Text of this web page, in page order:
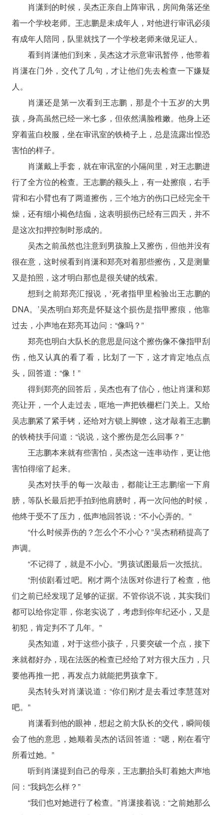
肖潇到的时候，吴杰正亲自上阵审讯，房间角落还坐
着一个学校老师。王志鹏是未成年人，对他进行审讯必须
有成年人陪同，队里就找了一个学校老师来做见证人。
看到肖潇他们到来，吴杰这才示意审讯暂停，他带着
肖潇在门外，交代了几句，才让他们先去检查一下嫌疑
人。
肖潇还是第一次看到王志鹏，那是个十五岁的大男
孩，身高虽然已经一米七多，但依然满脸稚嫩。他身上还
穿着蓝白校服，坐在审讯室的铁椅子上，总是流露出惶恐
害怕的样子。
肖潇戴上手套，就在审讯室的小隔间里，对王志鹏进
行了全方位的检查。王志鹏的额头上，有一处擦痕，右手
背和右小臂也有了两道擦伤，三个地方的伤口已经完全干
燥，还有细小褐色结痂，这表明损伤已经有三四天，并不
是这次扣押控制时形成的。
吴杰之前虽然也注意到男孩脸上又擦伤，但他并没有
很在意，这时候看到肖潇和郑亮对着那些擦伤，又是测量
又是拍照，这才明白那也是很关键的线索。
想到之前郑亮汇报说，‘死者指甲里检验出王志鹏的
DNA。’吴杰明白郑亮是怀疑这个损伤是指甲擦痕，他靠
过去，小声地在郑亮耳边问：“像吗？”
郑亮也明白大队长的意思是问这个擦伤像不像指甲刮
伤，他又认真的看了看，比划了一下，这才肯定地点点
头，回答道：“像！”
得到郑亮的回答后，吴杰也有了信心，他让肖潇和郑
亮让开，一个人走过去，哐地一声把铁栅栏门关上。又给
吴志鹏紧了紧手铐，还给对方锁上脚镣，这才敲着王志鹏
的铁椅扶手问道：“说说，这个擦伤是怎么回事？”
王志鹏本来就有些害怕，吴杰这一连串动作，更让他
害怕得缩了起来。
吴杰对扶手的每一次敲击，都能让王志鹏缩一下肩
膀，等队长最后把手拍到他肩膀时，再一次问他的时候，
他终于受不了压力，低声地回答说：“不小心弄的。”
“什么时候弄伤的？怎么个不小心？”吴杰稍稍提高了
声调。
“不记得了，就是不小心。”男孩试图最后一次抵抗。
“刑侦剧看过吧。刚才两个法医对你进行了检查，他
们之前已经发现了足够的证据。不管你说不说，其实我们
都可以给你定罪，你老实说了，考虑到你年纪还小，又是
初犯，肯定判不了几年。”
吴杰知道，对于这些小孩子，只要突破一个点，接下
来就都好办，现在法医的检查已经给了对方很大压力，只
要他再推一把，再发点力就能把男孩拿下。
吴杰转头对肖潇说道：“你们刚才是去看过李慧莲对
吧。”
肖潇看到他的眼神，想起之前大队长的交代，瞬间领
会了他的意思，她顺着吴杰的话回答道：“嗯，刚在看守
所看过她。”
听到肖潇提到自己的母亲，王志鹏抬头盯着她大声地
问：“我妈怎么样？”
“我们也对她进行了检查。”肖潇接着说：“之前她那么